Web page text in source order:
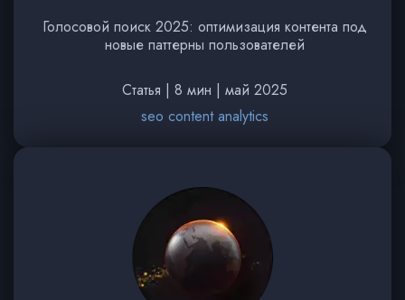
Голосовой поиск 2025: оптимизация контента под
новые паттерны пользователей
Статья | 8 мин | май 2025
seo content analytics